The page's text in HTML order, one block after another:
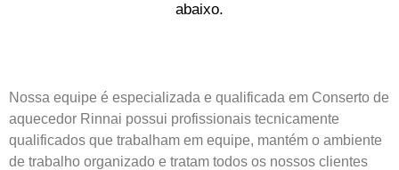
abaixo.
Nossa equipe é especializada e qualificada em Conserto de
aquecedor Rinnai possui profissionais tecnicamente
qualificados que trabalham em equipe, mantém o ambiente
de trabalho organizado e tratam todos os nossos clientes